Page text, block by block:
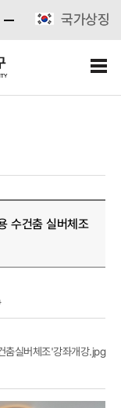
국가상징
수건춤 실버체조
춤실버체조'강좌개강.jpg